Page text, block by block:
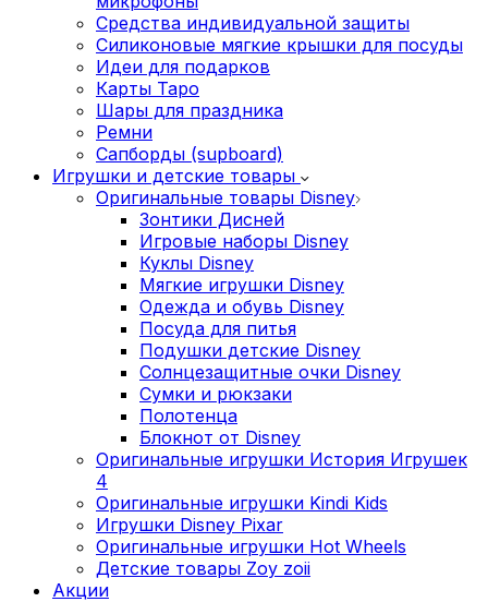
Средства индивидуальной защиты
Силиконовые мягкие крышки для посуды
Идеи для подарков
Карты Таро
Шары для праздника
Ремни
Сапборды (supboard)
Игрушки и детские товары
Оригинальные товары Disney
Зонтики Дисней
Игровые наборы Disney
Куклы Disney
Мягкие игрушки Disney
Одежда и обувь Disney
Посуда для питья
Подушки детские Disney
Cолнцезащитные очки Disney
Сумки и рюкзаки
Полотенца
Блокнот от Disney
Оригинальные игрушки История Игрушек
4
Оригинальные игрушки Kindi Kids
Игрушки Disney Pixar
Оригинальные игрушки Hot Wheels
Детские товары Zoy zoii
Акции